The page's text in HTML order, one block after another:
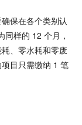
保在各个类别认
样的 12 个月，
、零水耗和零废
目只需缴纳 1 笔